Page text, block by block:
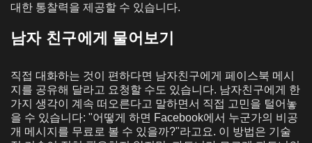
대한 통찰력을 제공할 수 있습니다.
남자 친구에게 물어보기
직접 대화하는 것이 편하다면 남자친구에게 페이스북 메시
지를 공유해 달라고 요청할 수도 있습니다. 남자친구에게 한
가지 생각이 계속 떠오른다고 말하면서 직접 고민을 털어놓
을 수 있습니다: "어떻게 하면 Facebook에서 누군가의 비공
개 메시지를 무료로 볼 수 있을까?"라고요. 이 방법은 기술